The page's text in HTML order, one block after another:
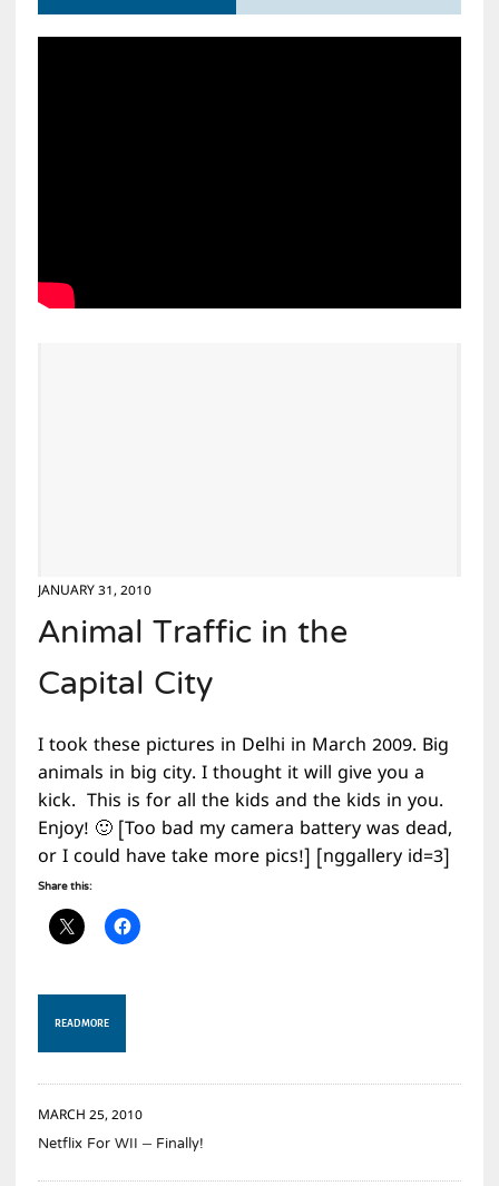
JANUARY 31, 2010
Animal Traffic in the
Capital City
I took these pictures in Delhi in March 2009. Big
animals in big city. I thought it will give you a
kick. This is for all the kids and the kids in you.
Enjoy! 🙂 [Too bad my camera battery was dead,
or I could have take more pics!] [nggallery id=3]
Share this:
READ MORE
MARCH 25, 2010
Netflix For WII – Finally!